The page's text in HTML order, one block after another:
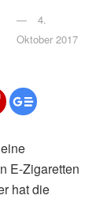
4.
Oktober 2017
E-Zigaretten
hat die